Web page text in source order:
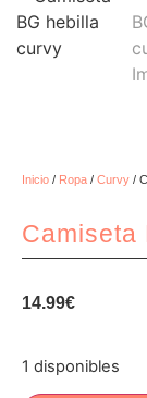
Inicio / Ropa / Curvy /
Camiseta
14.99€
1 disponibles